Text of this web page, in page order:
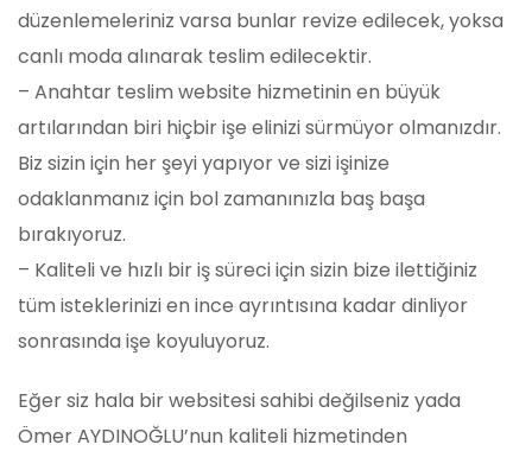
düzenlemeleriniz varsa bunlar revize edilecek, yoksa
canlı moda alınarak teslim edilecektir.
– Anahtar teslim website hizmetinin en büyük
artılarından biri hiçbir işe elinizi sürmüyor olmanızdır.
Biz sizin için her şeyi yapıyor ve sizi işinize
odaklanmanız için bol zamanınızla baş başa
bırakıyoruz.
– Kaliteli ve hızlı bir iş süreci için sizin bize ilettiğiniz
tüm isteklerinizi en ince ayrıntısına kadar dinliyor
sonrasında işe koyuluyoruz.
Eğer siz hala bir websitesi sahibi değilseniz yada
Ömer AYDINOĞLU’nun kaliteli hizmetinden